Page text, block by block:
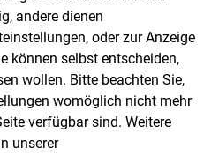
andere dienen
oder zur Anzeige
können selbst entscheiden,
wollen. Bitte beachten Sie,
womöglich nicht mehr
verfügbar sind. Weitere
unserer